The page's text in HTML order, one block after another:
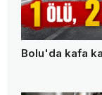
Bolu'da kafa